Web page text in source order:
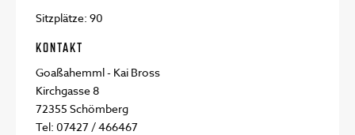
Sitzplätze: 90
KONTAKT
Goaßahemml - Kai Bross
Kirchgasse 8
72355 Schömberg
Tel: 07427 / 466467